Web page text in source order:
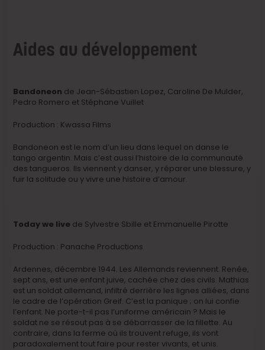
Aides au développement
Bandoneon de Jean-Sébastien Lopez, Caroline De Mulder,
Pedro Romero et Stéphane Vuillet
Production : Kwassa Films
Bandoneon est le nom d’un lieu dans lequel on danse le
tango argentin. Mais c’est aussi l’histoire de la communauté
des tangueros. Ils viennent y danser, y réparer une blessure, y
fuir la solitude ou y vivre une histoire d’amour.
Today we live de Sylvestre Sbille et Emmanuelle Pirotte
Production : Panache Productions
Ardennes, décembre 1944. Les Allemands reviennent. Renée,
sept ans, est une enfant juive, cachée chez des civils. Mathias
est un soldat allemand, infiltré derrière les lignes alliées, dans
le cadre de l’opération Greif. C’est la panique ; on lui confie
l’enfant. Ne porte-t-il pas l’uniforme américain ? Mais le
soldat ne se résout pas à se débarrasser de la fillette. Au
contraire, dans la ferme où ils trouvent refuge, ils vont
paradoxalement tout faire pour rester vivants, et unis.